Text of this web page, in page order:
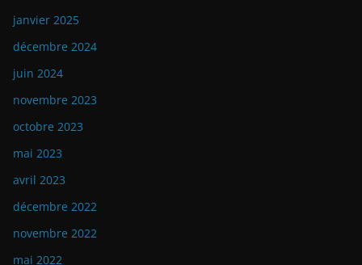
janvier 2025
décembre 2024
juin 2024
novembre 2023
octobre 2023
mai 2023
avril 2023
décembre 2022
novembre 2022
mai 2022